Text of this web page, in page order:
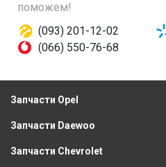
поможем!
(093) 201-12-02
(066) 550-76-68
Запчасти Opel
Запчасти Daewoo
Запчасти Chevrolet